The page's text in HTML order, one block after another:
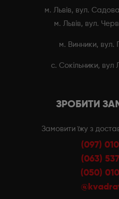
м. Львів, вул.
м. Львів, вул.
м. Винники, вул.
с. Сокільники, вул
ЗРОБИТИ
Замовити їжу з
(097)
(063)
(050)